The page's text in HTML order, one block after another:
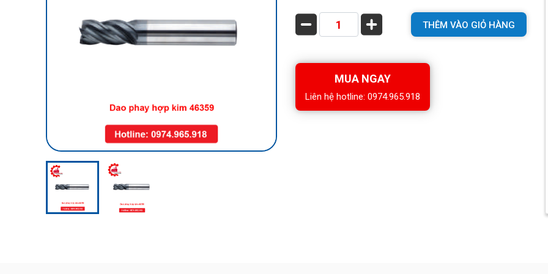
THÊM VÀO GIỎ HÀNG
MUA NGAY
Liên hệ hotline: 0974.965.918